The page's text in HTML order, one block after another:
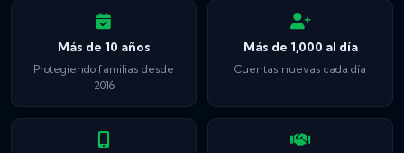
Más de 10 años
Protegiendo familias desde
2016
Más de 1,000 al día
Cuentas nuevas cada día